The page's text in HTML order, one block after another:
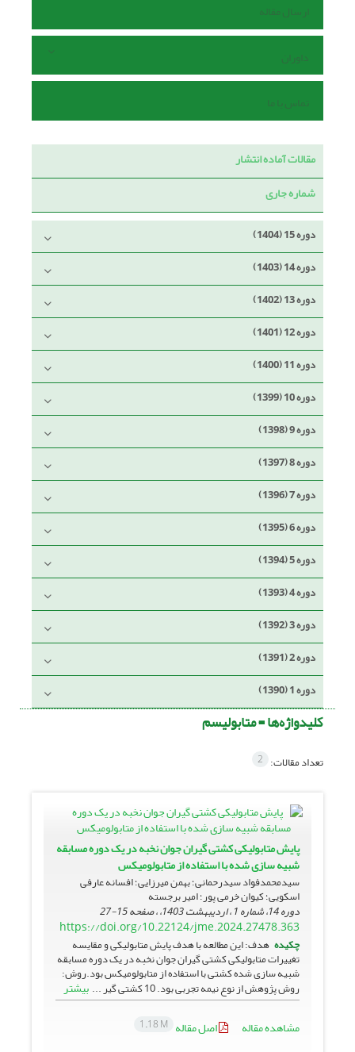
ارسال مقاله
داوران
تماس با ما
مقالات آماده انتشار
شماره جاری
دوره 15 (1404)
دوره 14 (1403)
دوره 13 (1402)
دوره 12 (1401)
دوره 11 (1400)
دوره 10 (1399)
دوره 9 (1398)
دوره 8 (1397)
دوره 7 (1396)
دوره 6 (1395)
دوره 5 (1394)
دوره 4 (1393)
دوره 3 (1392)
دوره 2 (1391)
دوره 1 (1390)
کلیدواژه‌ها =متابولیسم
تعداد مقالات: 2
پایش متابولیکی کشتی گیران جوان نخبه در یک دوره مسابقه
شبیه سازی شده با استفاده از متابولومیکس
سیدمحمدفواد سیدرحمانی؛ بهمن میرزایی؛ افسانه عارفی
اسکویی؛ کیوان خرمی پور؛ امیر برجسته
دوره 14، شماره 1 ، اردیبهشت 1403، ، صفحه 15-27
https://doi.org/10.22124/jme.2024.27478.363
چکیده هدف: این مطالعه با هدف پایش متابولیکی و مقایسه
تغییرات متابولیکی کشتی گیران جوان نخبه در یک دوره مسابقه
شبیه سازی شده کشتی با استفاده از متابولومیکس بود.روش:
روش پژوهش از نوع نیمه تجربی بود. 10 کشتی گیر ...
بیشتر
مشاهده مقاله
اصل مقاله 1.18 M